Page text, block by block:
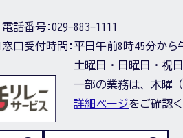
電話番号:029-883-1111
窓口受付時間:平日午前8時45分から
土曜日・日曜日・祝
一部の業務は、木曜
詳細ページをご確認